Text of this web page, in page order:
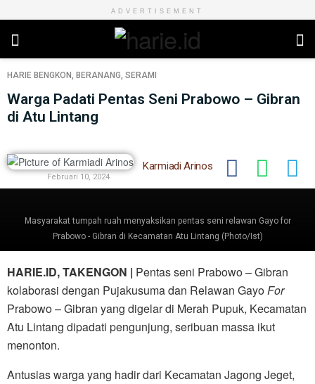
ADVERTISEMENT
HARIE BENGKON, BERANANG, SERAMI
Warga Padati Pentas Seni Prabowo – Gibran
di Atu Lintang
Karmiadi Arinos
Februari 10, 2024
Masyarakat tumpah ruah menyaksikan pentas seni relawan Gayo for
Prabowo - Gibran di Kecamatan Atu Lintang (Photo/Ist)
HARIE.ID, TAKENGON | Pentas seni Prabowo – Gibran
kolaborasi dengan Pujakusuma dan Relawan GayoFor
Prabowo – Gibran yang digelar di Merah Pupuk, Kecamatan
Atu Lintang dipadati pengunjung, seribuan massa ikut
menonton.
Antusias warga yang hadir dari Kecamatan Jagong Jeget,